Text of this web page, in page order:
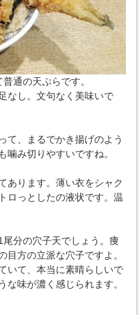
通の天ぷらです。
なし。文句なく美味いで
て、まるでかき揚げのよう
噛み切りやすいですね。
あります。薄い衣をシャク
ロっとしたの液状です。温
分の穴子天でしょう。痩
目方の立派な穴子ですよ。
いて、本当に素晴らしいで
な味が濃く感じられます。